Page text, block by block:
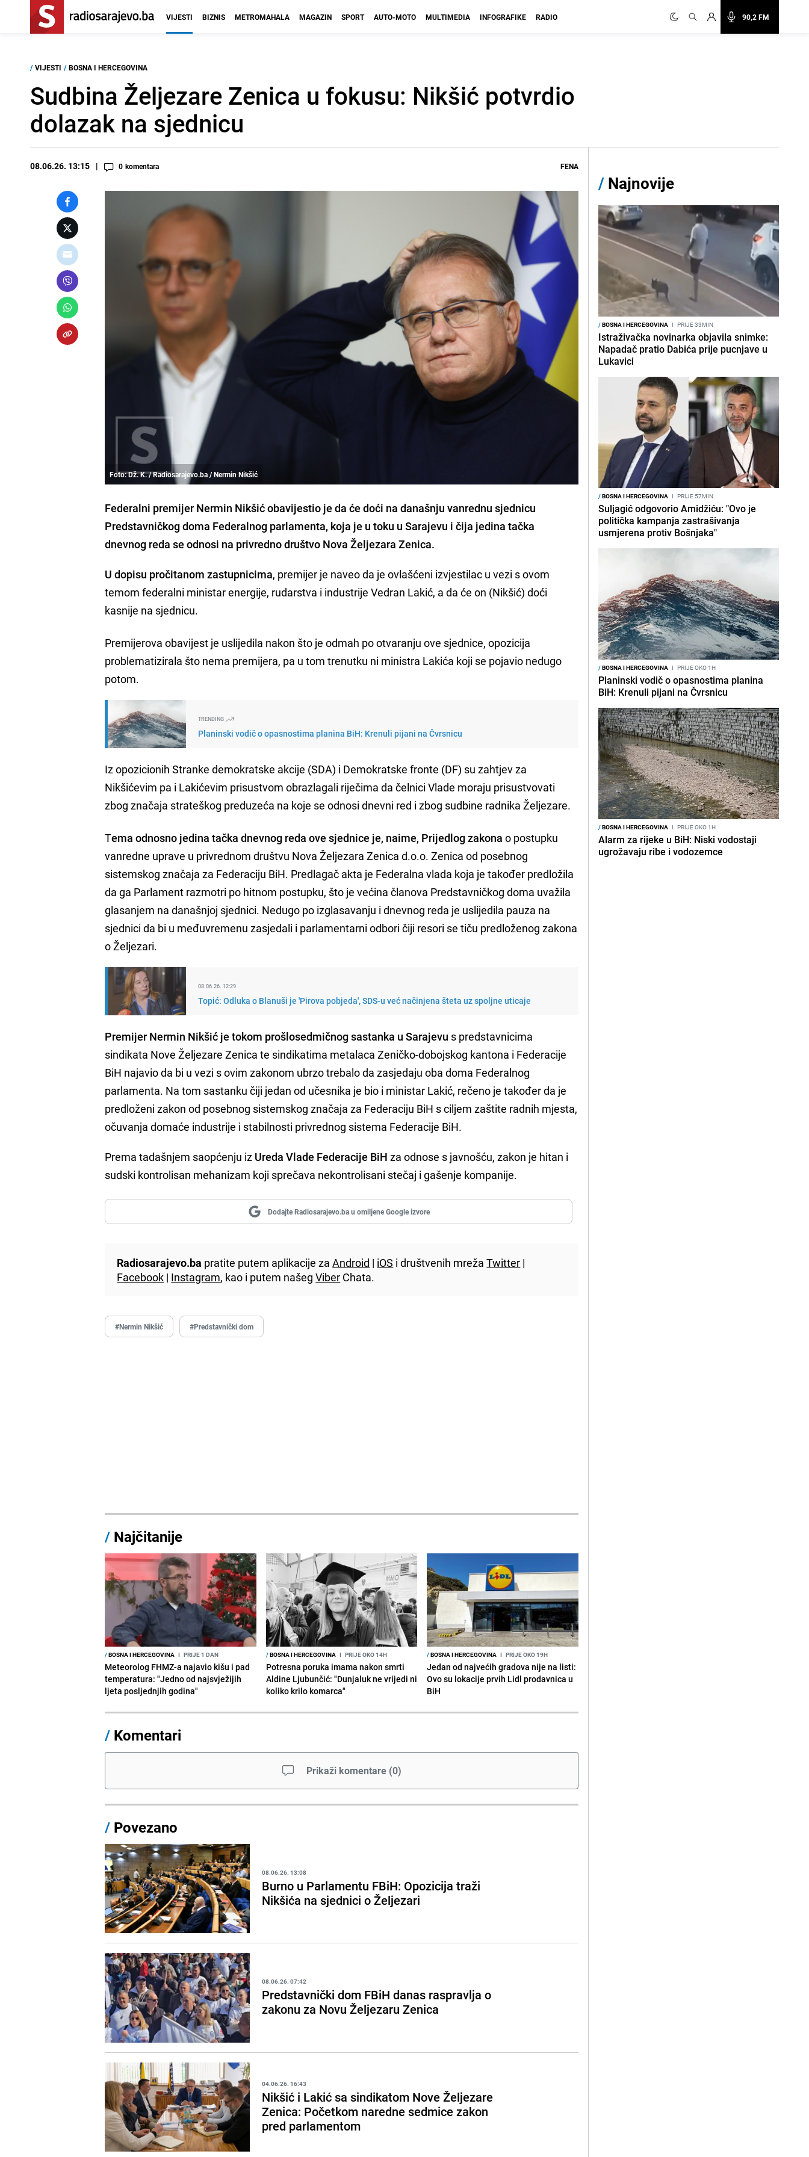
90,2 FM
VIJESTI BIZNIS METROMAHALA MAGAZIN SPORT AUTO-MOTO MULTIMEDIA INFOGRAFIKE RADIO
/ VIJESTI / BOSNA I HERCEGOVINA
Sudbina Željezare Zenica u fokusu: Nikšić potvrdio
dolazak na sjednicu
08.06.26. 13:15 0 komentara FENA
Foto: Dž. K. / Radiosarajevo.ba / Nermin Nikšić
Federalni premijer Nermin Nikšić obavijestio je da će doći na današnju vanrednu sjednicu
Predstavničkog doma Federalnog parlamenta, koja je u toku u Sarajevu i čija jedina tačka
dnevnog reda se odnosi na privredno društvo Nova Željezara Zenica.
U dopisu pročitanom zastupnicima, premijer je naveo da je ovlašćeni izvjestilac u vezi s ovom
temom federalni ministar energije, rudarstva i industrije Vedran Lakić, a da će on (Nikšić) doći
kasnije na sjednicu.
Premijerova obavijest je uslijedila nakon što je odmah po otvaranju ove sjednice, opozicija
problematizirala što nema premijera, pa u tom trenutku ni ministra Lakića koji se pojavio nedugo
potom.
TRENDING
Planinski vodič o opasnostima planina BiH: Krenuli pijani na Čvrsnicu
Iz opozicionih Stranke demokratske akcije (SDA) i Demokratske fronte (DF) su zahtjev za
Nikšićevim pa i Lakićevim prisustvom obrazlagali riječima da čelnici Vlade moraju prisustvovati
zbog značaja strateškog preduzeća na koje se odnosi dnevni red i zbog sudbine radnika Željezare.
Tema odnosno jedina tačka dnevnog reda ove sjednice je, naime, Prijedlog zakona o postupku
vanredne uprave u privrednom društvu Nova Željezara Zenica d.o.o. Zenica od posebnog
sistemskog značaja za Federaciju BiH. Predlagač akta je Federalna vlada koja je također predložila
da ga Parlament razmotri po hitnom postupku, što je većina članova Predstavničkog doma uvažila
glasanjem na današnjoj sjednici. Nedugo po izglasavanju i dnevnog reda je uslijedila pauza na
sjednici da bi u međuvremenu zasjedali i parlamentarni odbori čiji resori se tiču predloženog zakona
o Željezari.
08.06.26. 12:29
Topić: Odluka o Blanuši je 'Pirova pobjeda', SDS-u već načinjena šteta uz spoljne uticaje
Premijer Nermin Nikšić je tokom prošlosedmičnog sastanka u Sarajevu s predstavnicima
sindikata Nove Željezare Zenica te sindikatima metalaca Zeničko-dobojskog kantona i Federacije
BiH najavio da bi u vezi s ovim zakonom ubrzo trebalo da zasjedaju oba doma Federalnog
parlamenta. Na tom sastanku čiji jedan od učesnika je bio i ministar Lakić, rečeno je također da je
predloženi zakon od posebnog sistemskog značaja za Federaciju BiH s ciljem zaštite radnih mjesta,
očuvanja domaće industrije i stabilnosti privrednog sistema Federacije BiH.
Prema tadašnjem saopćenju iz Ureda Vlade Federacije BiH za odnose s javnošću, zakon je hitan i
sudski kontrolisan mehanizam koji sprečava nekontrolisani stečaj i gašenje kompanije.
Dodajte Radiosarajevo.ba u omiljene Google izvore
Radiosarajevo.ba pratite putem aplikacije zaAndroid | iOS i društvenih mrežaTwitter |
Facebook | Instagram, kao i putem našegViber Chata.
#Nermin Nikšić #Predstavnički dom
/ Najčitanije
/BOSNA I HERCEGOVINA I PRIJE 1 DAN
Meteorolog FHMZ-a najavio kišu i pad
temperatura: "Jedno od najsvježijih
ljeta posljednjih godina"
/BOSNA I HERCEGOVINA I PRIJE OKO 14H
Potresna poruka imama nakon smrti
Aldine Ljubunčić: "Dunjaluk ne vrijedi ni
koliko krilo komarca"
/BOSNA I HERCEGOVINA I PRIJE OKO 19H
Jedan od najvećih gradova nije na listi:
Ovo su lokacije prvih Lidl prodavnica u
BiH
/ Komentari
Prikaži komentare (0)
/ Povezano
08.06.26. 13:08
Burno u Parlamentu FBiH: Opozicija traži
Nikšića na sjednici o Željezari
08.06.26. 07:42
Predstavnički dom FBiH danas raspravlja o
zakonu za Novu Željezaru Zenica
04.06.26. 16:43
Nikšić i Lakić sa sindikatom Nove Željezare
Zenica: Početkom naredne sedmice zakon
pred parlamentom
/ Najnovije
/BOSNA I HERCEGOVINA I PRIJE 33MIN
Istraživačka novinarka objavila snimke:
Napadač pratio Dabića prije pucnjave u
Lukavici
/BOSNA I HERCEGOVINA I PRIJE 57MIN
Suljagić odgovorio Amidžiću: "Ovo je
politička kampanja zastrašivanja
usmjerena protiv Bošnjaka"
/BOSNA I HERCEGOVINA I PRIJE OKO 1H
Planinski vodič o opasnostima planina
BiH: Krenuli pijani na Čvrsnicu
/BOSNA I HERCEGOVINA I PRIJE OKO 1H
Alarm za rijeke u BiH: Niski vodostaji
ugrožavaju ribe i vodozemce